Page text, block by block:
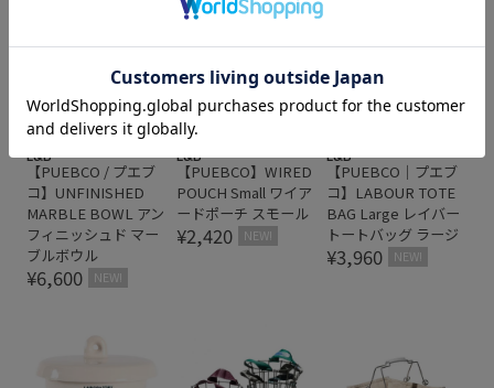
L&B
【PUEBCO / プエブ
コ】UNFINISHED
MARBLE BOWL アン
フィニッシュド マー
ブルボウル
¥6,600 NEW!
L&B
【PUEBCO】WIRED
POUCH Small ワイア
ードポーチ スモール
¥2,420 NEW!
L&B
【PUEBCO｜プエブ
コ】LABOUR TOTE
BAG Large レイバー
トートバッグ ラージ
¥3,960 NEW!